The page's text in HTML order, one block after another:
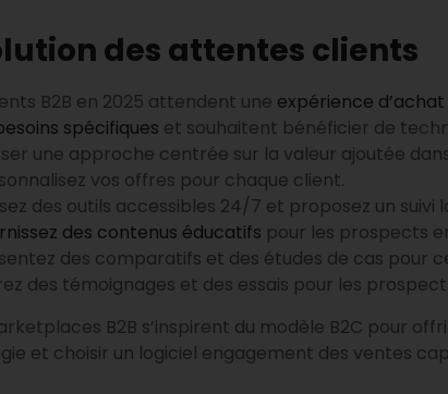
des attentes clients
B2B en 2025 attendent une expérience
spécifiques et souhaitent bénéficier de
une approche centrée sur la valeur ajoutée
vos offres pour chaque client.
des outils accessibles 24/7 et proposez un suivi
des contenus éducatifs pour les prospects
des comparatifs et des études de cas pour
des témoignages et des essais pour les
B2B s’inspirent du modèle B2C pour
et choisir un logiciel engagement des ventes